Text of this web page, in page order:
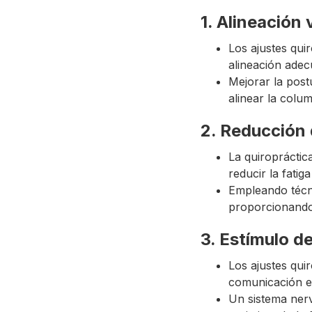
1.
Los ajustes
alineación
Mejorar la
alinear la
2.
La
reducir la
Empleando
3. Estímulo
Los ajustes
comunicación
Un sistema